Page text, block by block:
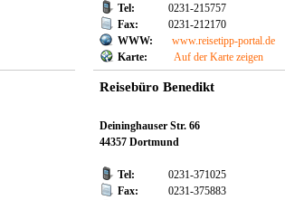
Tel:
0231-215757
Fax:
0231-212170
WWW:
www.reisetipp-portal.de
Karte:
Auf der Karte zeigen
Reisebüro Benedikt
Deininghauser Str. 66
44357 Dortmund
Tel:
0231-371025
Fax:
0231-375883